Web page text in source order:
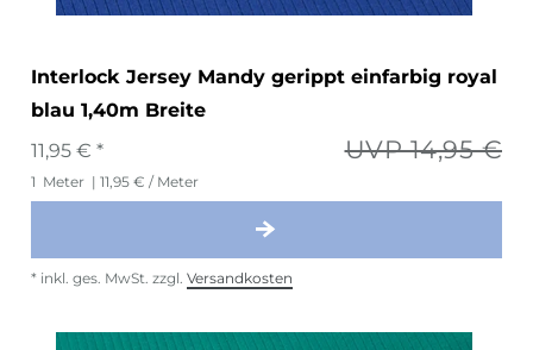
Interlock Jersey Mandy gerippt einfarbig royal
blau 1,40m Breite
UVP 14,95 €
11,95 € *
1 Meter | 11,95 € / Meter
* inkl. ges. MwSt. zzgl. Versandkosten